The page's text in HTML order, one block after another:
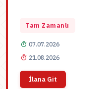
Tam Zamanlı
07.07.2026
21.08.2026
İlana Git